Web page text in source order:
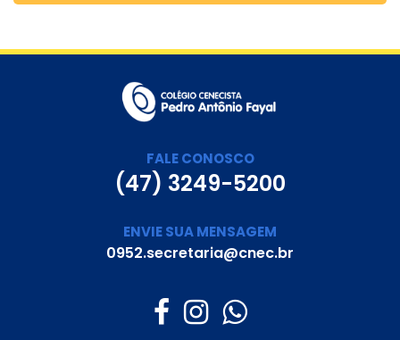
FALE CONOSCO
(47) 3249-5200
ENVIE SUA MENSAGEM
0952.secretaria@cnec.br